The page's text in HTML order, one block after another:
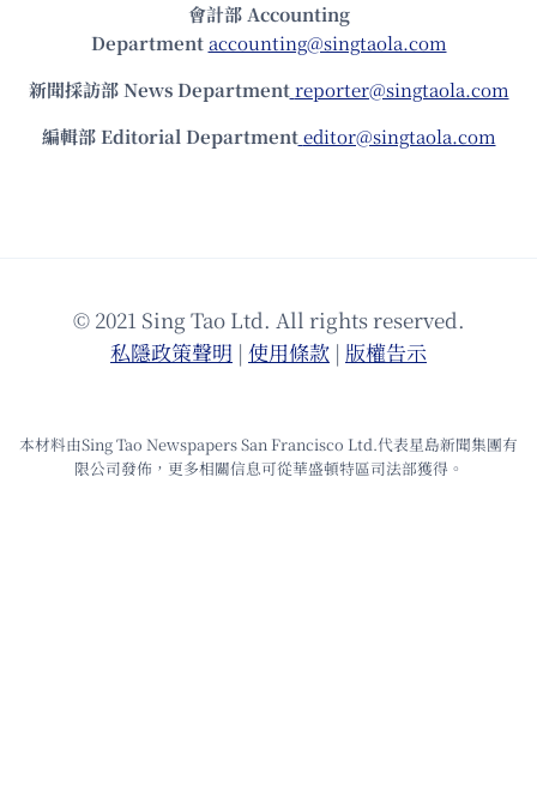
會計部 Accounting
Department accounting@singtaola.com
新聞採訪部 News Department reporter@singtaola.com
編輯部 Editorial Department editor@singtaola.com
© 2021 Sing Tao Ltd. All rights reserved.
私隱政策聲明 | 使⽤條款 | 版權告⽰
本材料由Sing Tao Newspapers San Francisco Ltd.代表星島新聞集團有
限公司發佈，更多相關信息可從華盛頓特區司法部獲得。